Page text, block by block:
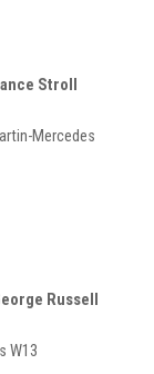
Stroll
Mercedes
Russell
W13